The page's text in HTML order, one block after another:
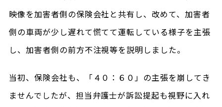
映像を加害者側の保険会社と共有し、改めて、加害者
側の車両が少し遅れて慌てて運転している様子を主張
し、加害者側の前方不注視等を説明しました。
当初、保険会社も、「４０：６０」の主張を崩してき
ませんでしたが、担当弁護士が訴訟提起も視野に入れ